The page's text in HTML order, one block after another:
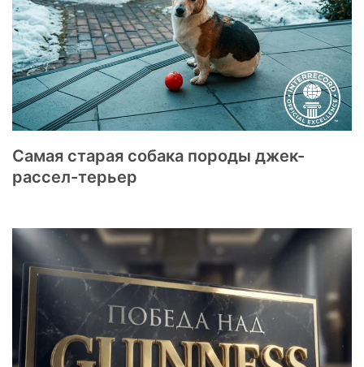
Самая старая собака породы джек-
рассел-терьер